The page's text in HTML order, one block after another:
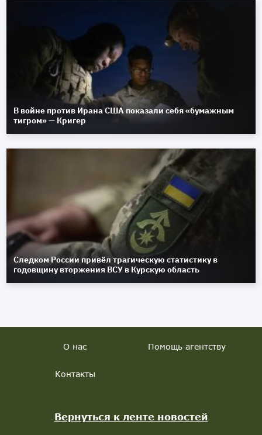
В войне против Ирана США показали себя «бумажным
тигром» — Кригер
Следком России привёл трагическую статистику в
годовщину вторжения ВСУ в Курскую область
О нас Помощь агентству
Контакты
Вернуться к ленте новостей